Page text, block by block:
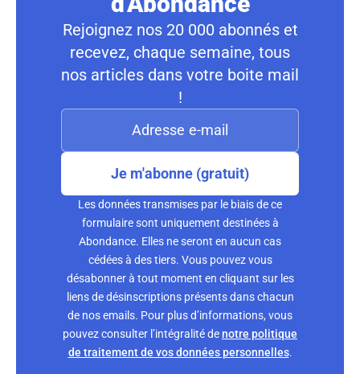
Rejoignez nos 20 000 abonnés et
recevez, chaque semaine, tous
nos articles dans votre boite mail
!
Je m'abonne (gratuit)
Les données transmises par le biais de ce
formulaire sont uniquement destinées à
Abondance. Elles ne seront en aucun cas
cédées à des tiers. Vous pouvez vous
désabonner à tout moment en cliquant sur les
liens de désinscriptions présents dans chacun
de nos emails. Pour plus d’informations, vous
pouvez consulter l’intégralité denotre politique
de traitement de vos données personnelles.